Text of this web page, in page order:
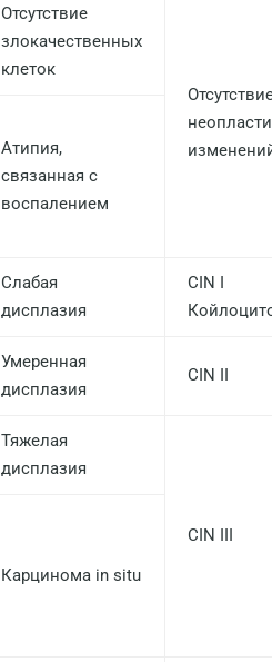
Отсутствие
злокачественных
клеток
Атипия,
связанная с
воспалением
Слабая
дисплазия
CIN I
Умеренная
дисплазия
CIN II
Тяжелая
дисплазия
CIN III
Карцинома in situ